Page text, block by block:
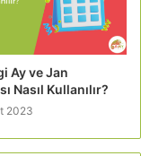
Ay ve Jan
Nasıl Kullanılır?
2023